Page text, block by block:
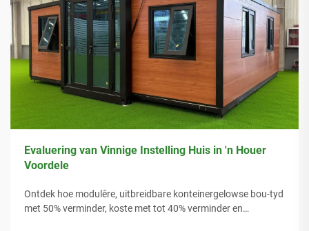
Evaluering van Vinnige Instelling Huis in 'n Houer
Voordele
Ontdek hoe modulêre, uitbreidbare konteinergelowse bou-tyd
met 50% verminder, koste met tot 40% verminder en